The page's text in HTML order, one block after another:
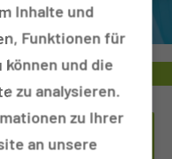
(Portkatheter)
- ALEXANDER
Inhalte und
Funktionen für
können und die
zu analysieren.
zu Ihrer
an unsere